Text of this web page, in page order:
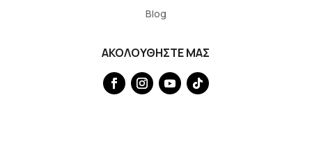
Blog
ΑΚΟΛΟΥΘΗΣΤΕ ΜΑΣ